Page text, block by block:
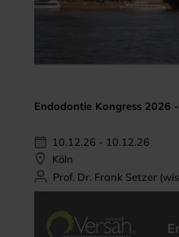
Endodontie Kongress 2026
10.12.26 - 10.12.26
Köln
Prof. Dr. Frank Setzer